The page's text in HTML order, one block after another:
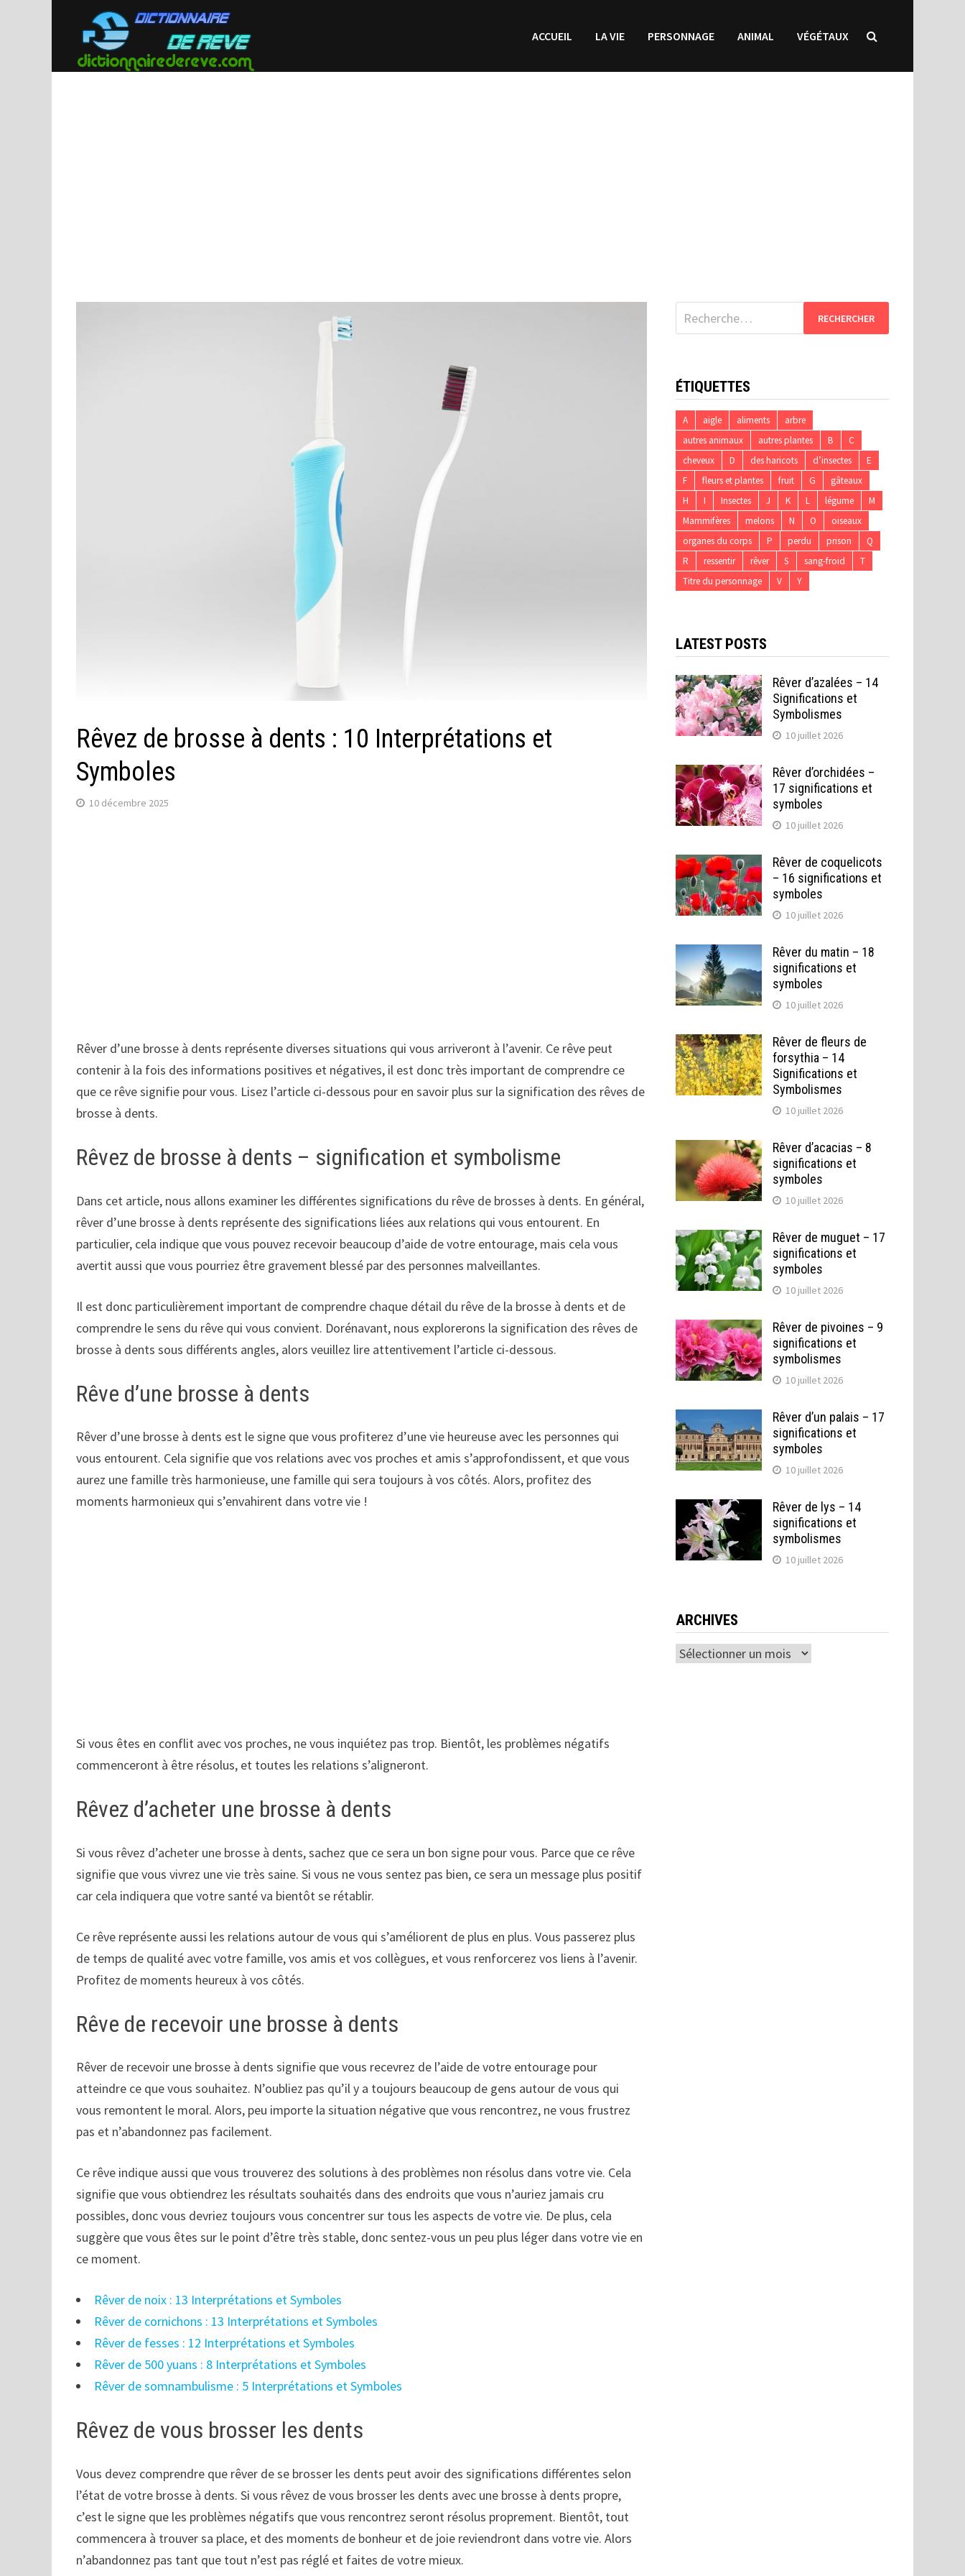
contenu
ACCUEIL LA VIE PERSONNAGE ANIMAL VÉGÉTAUX
Rêvez de brosse à dents : 10 Interprétations et
Symboles
10 décembre 2025
Rêver d’une brosse à dents représente diverses situations qui vous arriveront à l’avenir. Ce rêve peut
contenir à la fois des informations positives et négatives, il est donc très important de comprendre ce
que ce rêve signifie pour vous. Lisez l’article ci-dessous pour en savoir plus sur la signification des rêves de
brosse à dents.
Rêvez de brosse à dents – signification et symbolisme
Dans cet article, nous allons examiner les différentes significations du rêve de brosses à dents. En général,
rêver d’une brosse à dents représente des significations liées aux relations qui vous entourent. En
particulier, cela indique que vous pouvez recevoir beaucoup d’aide de votre entourage, mais cela vous
avertit aussi que vous pourriez être gravement blessé par des personnes malveillantes.
Il est donc particulièrement important de comprendre chaque détail du rêve de la brosse à dents et de
comprendre le sens du rêve qui vous convient. Dorénavant, nous explorerons la signification des rêves de
brosse à dents sous différents angles, alors veuillez lire attentivement l’article ci-dessous.
Rêve d’une brosse à dents
Rêver d’une brosse à dents est le signe que vous profiterez d’une vie heureuse avec les personnes qui
vous entourent. Cela signifie que vos relations avec vos proches et amis s’approfondissent, et que vous
aurez une famille très harmonieuse, une famille qui sera toujours à vos côtés. Alors, profitez des
moments harmonieux qui s’envahirent dans votre vie !
Si vous êtes en conflit avec vos proches, ne vous inquiétez pas trop. Bientôt, les problèmes négatifs
commenceront à être résolus, et toutes les relations s’aligneront.
Rêvez d’acheter une brosse à dents
Si vous rêvez d’acheter une brosse à dents, sachez que ce sera un bon signe pour vous. Parce que ce rêve
signifie que vous vivrez une vie très saine. Si vous ne vous sentez pas bien, ce sera un message plus positif
car cela indiquera que votre santé va bientôt se rétablir.
Ce rêve représente aussi les relations autour de vous qui s’améliorent de plus en plus. Vous passerez plus
de temps de qualité avec votre famille, vos amis et vos collègues, et vous renforcerez vos liens à l’avenir.
Profitez de moments heureux à vos côtés.
Rêve de recevoir une brosse à dents
Rêver de recevoir une brosse à dents signifie que vous recevrez de l’aide de votre entourage pour
atteindre ce que vous souhaitez. N’oubliez pas qu’il y a toujours beaucoup de gens autour de vous qui
vous remontent le moral. Alors, peu importe la situation négative que vous rencontrez, ne vous frustrez
pas et n’abandonnez pas facilement.
Ce rêve indique aussi que vous trouverez des solutions à des problèmes non résolus dans votre vie. Cela
signifie que vous obtiendrez les résultats souhaités dans des endroits que vous n’auriez jamais cru
possibles, donc vous devriez toujours vous concentrer sur tous les aspects de votre vie. De plus, cela
suggère que vous êtes sur le point d’être très stable, donc sentez-vous un peu plus léger dans votre vie en
ce moment.
Rêver de noix : 13 Interprétations et Symboles
Rêver de cornichons : 13 Interprétations et Symboles
Rêver de fesses : 12 Interprétations et Symboles
Rêver de 500 yuans : 8 Interprétations et Symboles
Rêver de somnambulisme : 5 Interprétations et Symboles
Rêvez de vous brosser les dents
Vous devez comprendre que rêver de se brosser les dents peut avoir des significations différentes selon
l’état de votre brosse à dents. Si vous rêvez de vous brosser les dents avec une brosse à dents propre,
c’est le signe que les problèmes négatifs que vous rencontrez seront résolus proprement. Bientôt, tout
commencera à trouver sa place, et des moments de bonheur et de joie reviendront dans votre vie. Alors
n’abandonnez pas tant que tout n’est pas réglé et faites de votre mieux.
Rechercher :
ÉTIQUETTES
A aigle aliments
arbre
autres animaux
autres plantes B
C
cheveux
D des haricots d’insectes
E
F
fleurs et plantes fruit G
gâteaux
H
I Insectes J K L légume
M
Mammifères
melons N O
oiseaux
organes du corps
P perdu prison
Q
R
ressentir rêver S sang-froid
T
Titre du personnage
V Y
LATEST POSTS
Rêver d’azalées – 14
Significations et
Symbolismes
10 juillet 2026
Rêver d’orchidées –
17 significations et
symboles
10 juillet 2026
Rêver de coquelicots
– 16 significations et
symboles
10 juillet 2026
Rêver du matin – 18
significations et
symboles
10 juillet 2026
Rêver de fleurs de
forsythia – 14
Significations et
Symbolismes
10 juillet 2026
Rêver d’acacias – 8
significations et
symboles
10 juillet 2026
Rêver de muguet – 17
significations et
symboles
10 juillet 2026
Rêver de pivoines – 9
significations et
symbolismes
10 juillet 2026
Rêver d’un palais – 17
significations et
symboles
10 juillet 2026
Rêver de lys – 14
significations et
symbolismes
10 juillet 2026
ARCHIVES
Archives